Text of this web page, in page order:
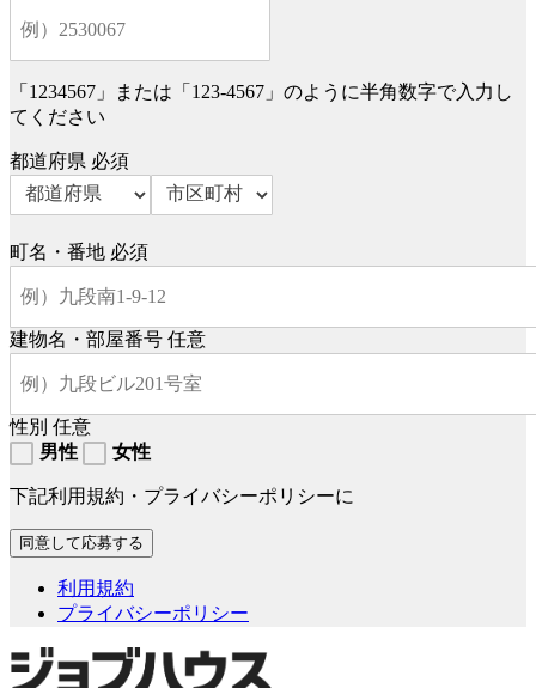
「1234567」または「123-4567」のように半角数字で入力し
てください
都道府県 必須
町名・番地 必須
建物名・部屋番号 任意
性別 任意
男性
女性
下記利用規約・プライバシーポリシーに
利用規約
プライバシーポリシー